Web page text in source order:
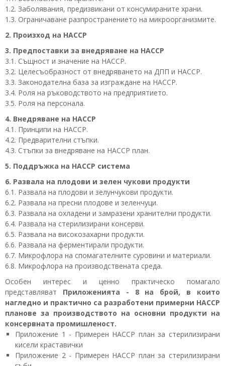
1.2. Заболявания, предизвикани от консумираните храни.
1.3. Ограничаване разпространението на микроорганизмите.
2. Произход на НАССР
3. Предпоставки за внедряване на НАССР
3.1. Същност и значение на НАССР.
3.2. Целесъобразност от внедряването на ДПП и НАССР.
3.3. Законодателна база за изграждане на НАССР.
3.4. Роля на ръководството на предприятието.
3.5. Роля на персонала.
4. Внедряване на НАССР
4.1. Принципи на НАССР.
4.2. Предварителни стъпки.
4.3. Стъпки за внедряване на НАССР план.
5. Поддръжка на НАССР система
6. Развала на плодови и зелен чукови продукти
6.1. Развала на плодови и зелунчукови продукти.
6.2. Развала на пресни плодове и зеленчуци.
6.3. Развала на охладени и замразени хранителни продукти.
6.4. Развала на стерилизирани консерви.
6.5. Развала на високозахарни продукти.
6.6. Развала на ферментирали продукти.
6.7. Микрофлора на спомагателните суровини и материали.
6.8. Микрофлора на производствената среда.
Особен интерес и ценно практическо помагало
представляват Приложенията - 8 на брой, в които
нагледно и практично са разработени примерни HACCP
планове за производството на основни продукти на
консервната промишленост.
Приложение 1 - Примерен HАCCP план за стерилизирани
кисели краставички
Приложение 2 - Примерен HАCCP план за стерилизирани